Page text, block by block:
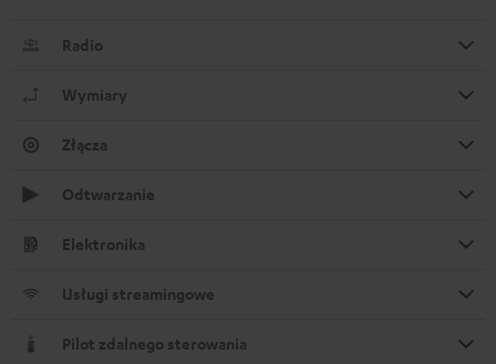
Radio
Wymiary
Złącza
Odtwarzanie
Elektronika
Usługi streamingowe
Pilot zdalnego sterowania